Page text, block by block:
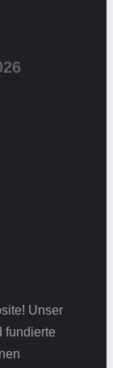
Unser
fundierte